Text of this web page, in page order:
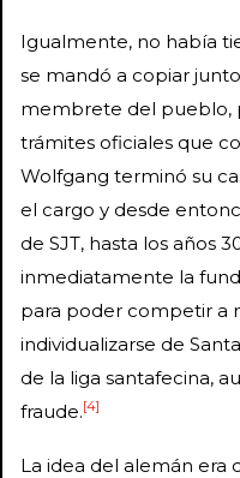
Igualmente, no había
se mandó a copiar
membrete del pueblo,
trámites oficiales que
Wolfgang terminó su
el cargo y desde
de SJT, hasta los años
inmediatamente la
para poder competir a
individualizarse de
de la liga santafecina,
fraude.[4]
La idea del alemán era